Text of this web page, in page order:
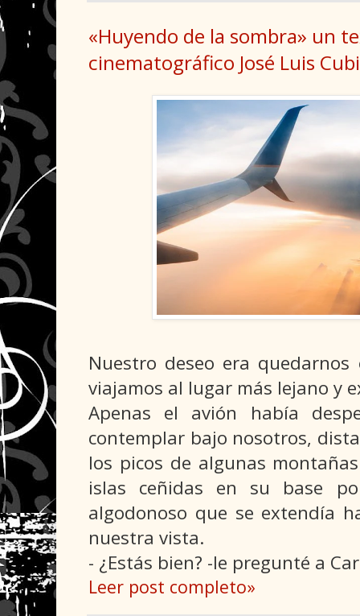
«Huyendo de la sombra» un
cinematográfico José Luis
Nuestro deseo era
viajamos al lugar más lejano y
Apenas el avión había
contemplar bajo nosotros,
los picos de algunas
islas ceñidas en su base
algodonoso que se extendía
nuestra vista.
- ¿Estás bien? -le pregunté a
Leer post completo»